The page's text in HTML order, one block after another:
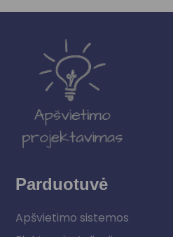
Parduotuvė
Apšvietimo sistemos